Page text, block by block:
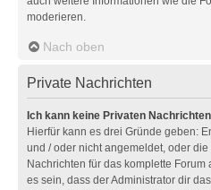
moderieren.
Nach oben
Private Nachrichten
Ich kann keine Privaten
Hierfür kann es drei Gründe geben:
und / oder nicht angemeldet, oder
Nachrichten für das komplette
es sein, dass der Administrator dir